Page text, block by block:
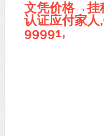
文凭价格→挂
认证应付家
99991,